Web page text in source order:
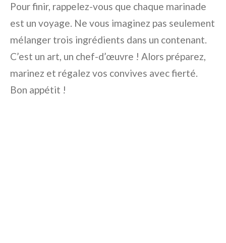
Pour finir, rappelez-vous que chaque marinade
est un voyage. Ne vous imaginez pas seulement
mélanger trois ingrédients dans un contenant.
C’est un art, un chef-d’œuvre ! Alors préparez,
marinez et régalez vos convives avec fierté.
Bon appétit !